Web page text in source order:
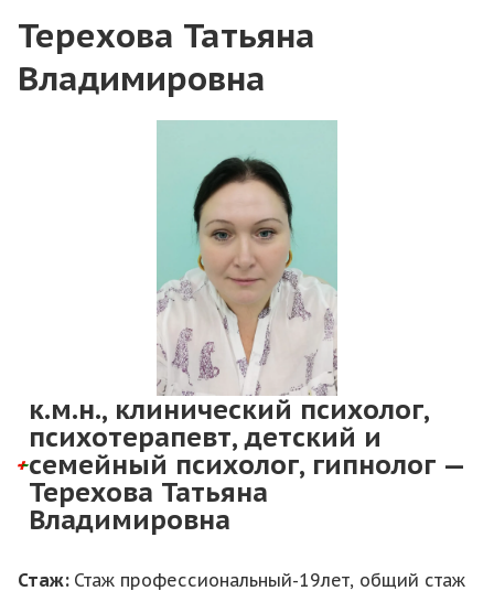
Терехова Татьяна
Владимировна
к.м.н., клинический психолог,
психотерапевт, детский и
семейный психолог, гипнолог —
Терехова Татьяна
Владимировна
Стаж: Стаж профессиональный-19лет, общий стаж